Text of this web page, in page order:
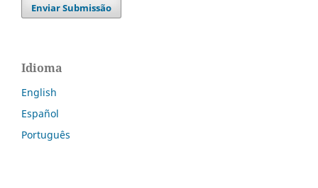
Enviar Submissão
Idioma
English
Español
Português